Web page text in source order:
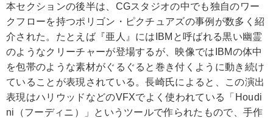
本セクションの後半は、CGスタジオの中でも独自のワー
クフローを持つポリゴン・ピクチュアズの事例が数多く紹
介された。たとえば『亜人』にはIBMと呼ばれる黒い幽霊
のようなクリーチャーが登場するが、映像ではIBMの体中
を包帯のような素材がぐるぐると巻き付くように動き続け
ていることが表現されている。長崎氏によると、この演出
表現はハリウッドなどのVFXでよく使われている「Houdi
ni（フーディニ）」というツールで作られたもので、手作